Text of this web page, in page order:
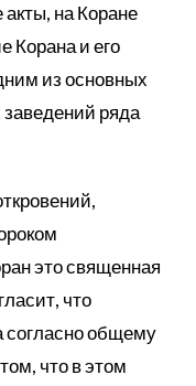
на Коране
Корана и его
из основных
ряда
это священная
что
согласно общему
что в этом